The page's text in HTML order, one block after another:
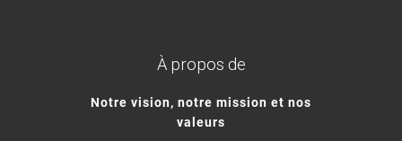
À propos de
Notre vision, notre mission et nos
valeurs